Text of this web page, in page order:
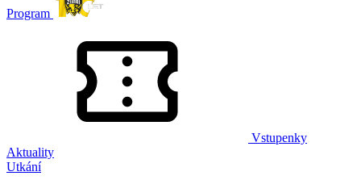
Program
Vstupenky
Aktuality
Utkání